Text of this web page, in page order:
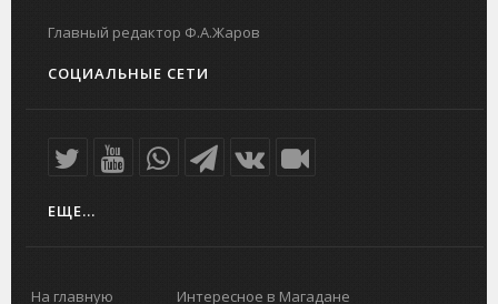
Главный редактор Ф.А.Жаров
СОЦИАЛЬНЫЕ СЕТИ
ЕЩЕ...
На главную
Интересное в Магадане